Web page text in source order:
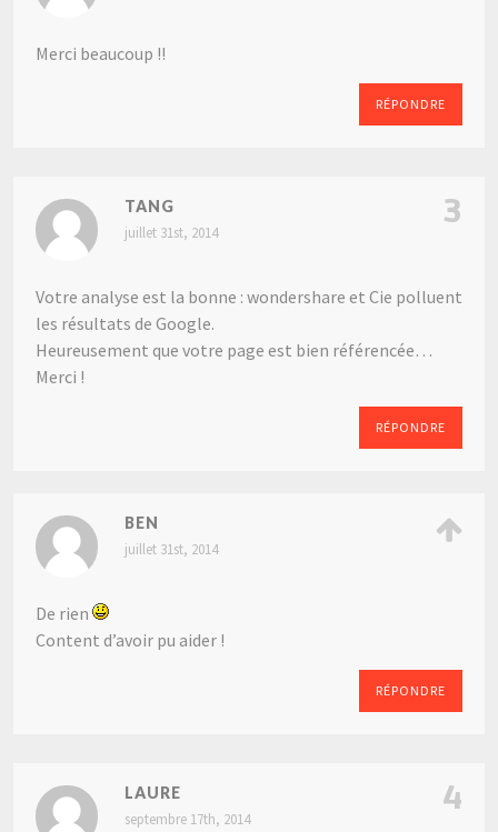
Merci beaucoup !!
RÉPONDRE
TANG
juillet 31st, 2014
Votre analyse est la bonne : wondershare et Cie polluent
les résultats de Google.
Heureusement que votre page est bien référencée…
Merci !
RÉPONDRE
3
BEN
juillet 31st, 2014
De rien
Content d’avoir pu aider !
RÉPONDRE
LAURE
septembre 17th, 2014
4